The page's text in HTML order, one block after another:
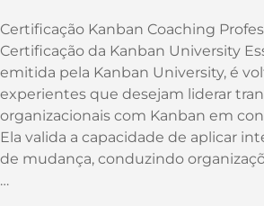
Certificação Kanban Coaching
Certificação da Kanban University
emitida pela Kanban University, é
experientes que desejam liderar
organizacionais com Kanban em
Ela valida a capacidade de aplicar
de mudança, conduzindo
…